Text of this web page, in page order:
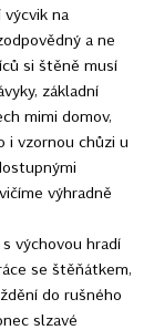
na
a ne
si štěně musí
základní
mimi domov,
i vzornou chůzi u
výhradně
výchovou hradí
se štěňátkem,
do rušného
slzavé